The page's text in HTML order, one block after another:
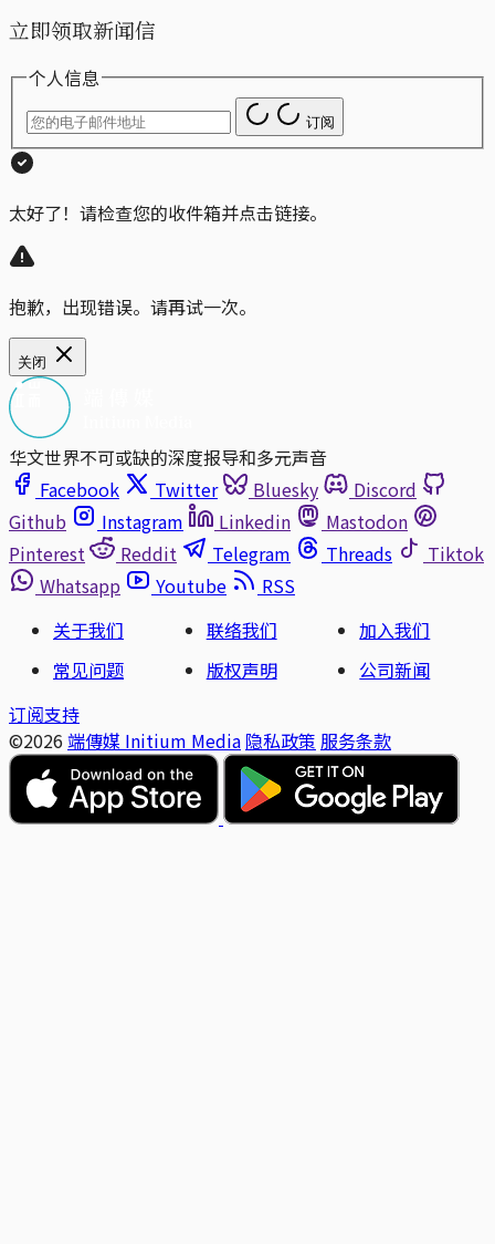
立即领取新闻信
个人信息
订阅
太好了！请检查您的收件箱并点击链接。
抱歉，出现错误。请再试一次。
关闭
华文世界不可或缺的深度报导和多元声音
Facebook
Twitter Bluesky
Discord
Github
Instagram Linkedin
Mastodon
Pinterest
Reddit Telegram Threads
Tiktok
Whatsapp
Youtube
RSS
关于我们
联络我们
加入我们
常见问题
版权声明
公司新闻
订阅支持
©2026 端傳媒 Initium Media 隐私政策 服务条款